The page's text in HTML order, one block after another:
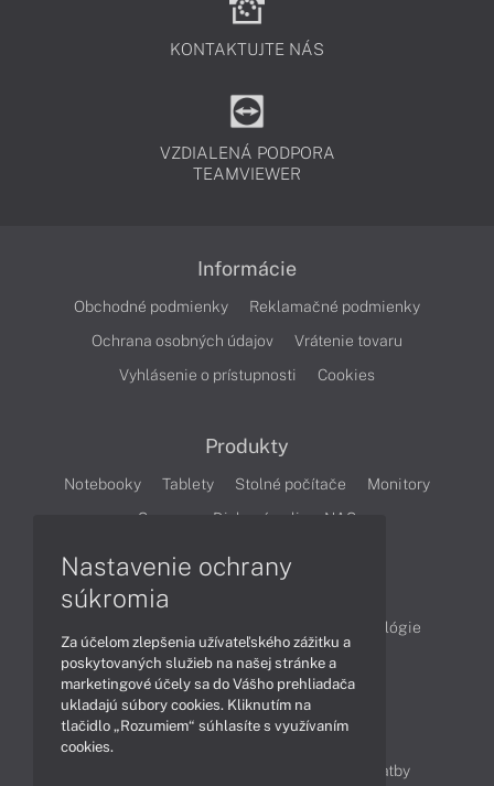
KONTAKTUJTE NÁS
VZDIALENÁ PODPORA
TEAMVIEWER
Informácie
Obchodné podmienky
Reklamačné podmienky
Ochrana osobných údajov
Vrátenie tovaru
Vyhlásenie o prístupnosti
Cookies
Produkty
Notebooky Tablety Stolné počítače
Monitory
Servery
Diskové polia a NAS
Technológie
Videá
Obsah
Možnosti doručenia a platby
Nastavenie ochrany
súkromia
Za účelom zlepšenia užívateľského zážitku a
poskytovaných služieb na našej stránke a
marketingové účely sa do Vášho prehliadača
ukladajú súbory cookies. Kliknutím na
tlačidlo „Rozumiem“ súhlasíte s využívaním
cookies.